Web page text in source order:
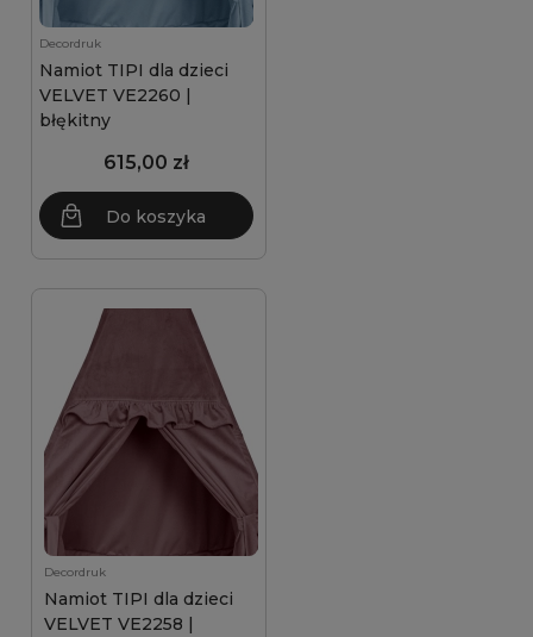
Decordruk
Namiot TIPI dla dzieci
VELVET VE2260 |
błękitny
615,00 zł
Do koszyka
Decordruk
Namiot TIPI dla dzieci
VELVET VE2258 |